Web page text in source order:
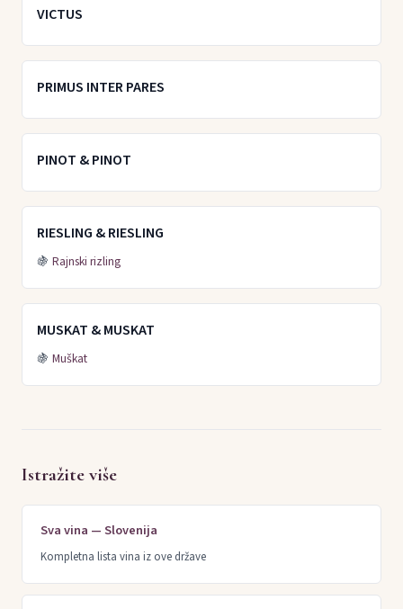
VICTUS
PRIMUS INTER PARES
PINOT & PINOT
RIESLING & RIESLING
🍇 Rajnski rizling
MUSKAT & MUSKAT
🍇 Muškat
Istražite više
Sva vina — Slovenija
Kompletna lista vina iz ove države